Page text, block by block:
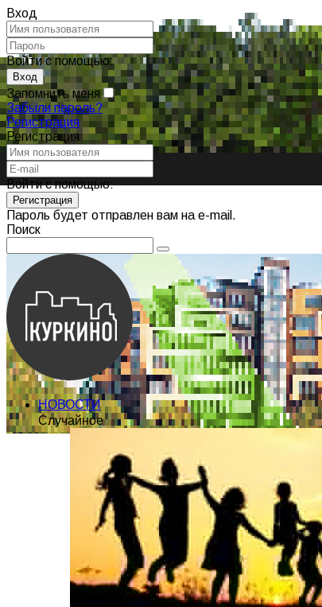
Вход
Войти с помощью:
Запомнить меня
Забыли пароль?
Регистрация
Регистрация
Войти с помощью:
Пароль будет отправлен вам на e-mail.
Поиск
НОВОСТИ
Случайное